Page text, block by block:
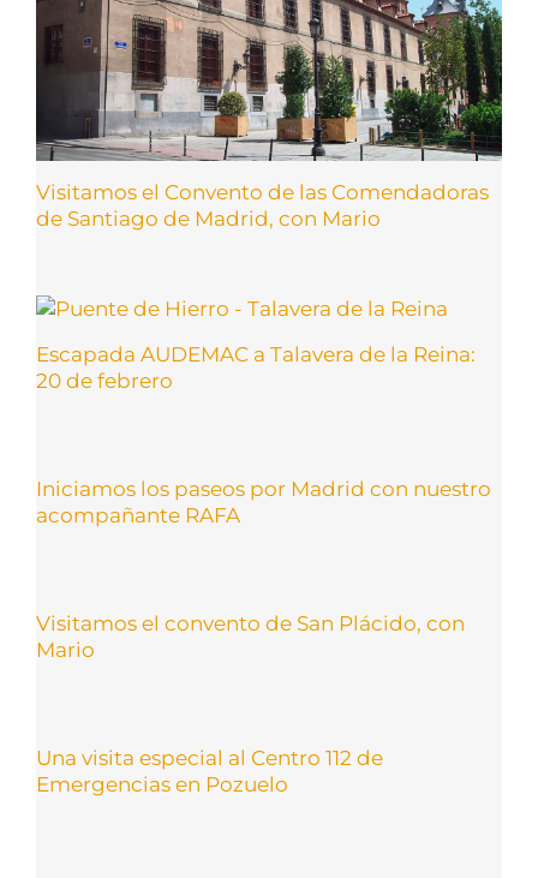
Visitamos el Convento de las Comendadoras
de Santiago de Madrid, con Mario
Escapada AUDEMAC a Talavera de la Reina:
20 de febrero
Iniciamos los paseos por Madrid con nuestro
acompañante RAFA
Visitamos el convento de San Plácido, con
Mario
Una visita especial al Centro 112 de
Emergencias en Pozuelo